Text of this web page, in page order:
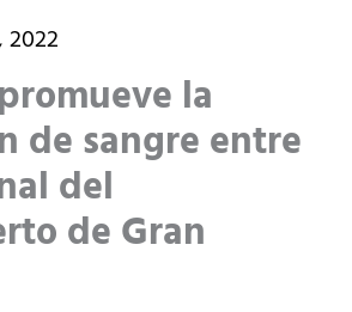
la
de sangre entre
del
de Gran